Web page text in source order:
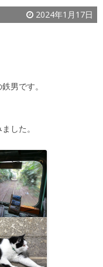
2024年1月17日
男です。
した。